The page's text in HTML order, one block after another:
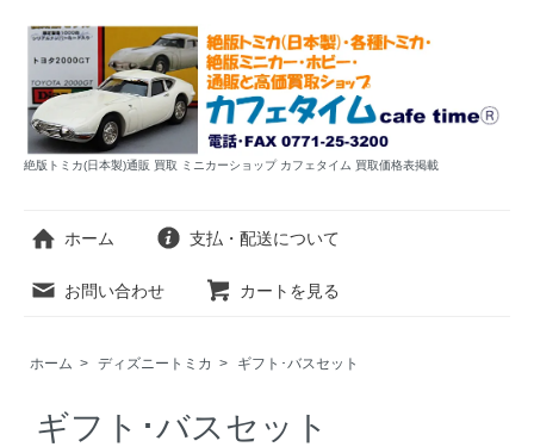
絶版トミカ(日本製)通販 買取 ミニカーショップ カフェタイム 買取価格表掲載
ホーム 支払・配送について
お問い合わせ カートを見る
ホーム > ディズニートミカ > ギフト･バスセット
ギフト･バスセット